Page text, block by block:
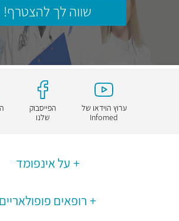
שווה לך להצטרף!
ערוץ הוידאו של
Infomed
הפייסבוק
שלנו
על אינפומד
רופאים פופולאריים